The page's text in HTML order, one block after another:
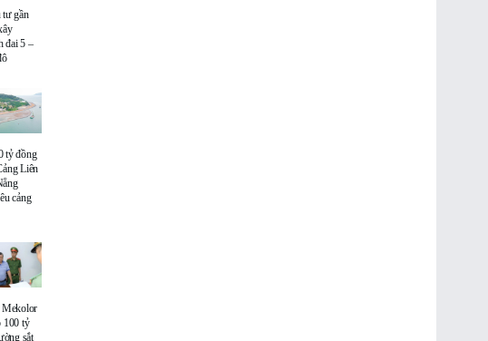
tư gần
đai 5 –
tỷ đồng
Liên
cảng
Mekolor
100 tỷ
sắt